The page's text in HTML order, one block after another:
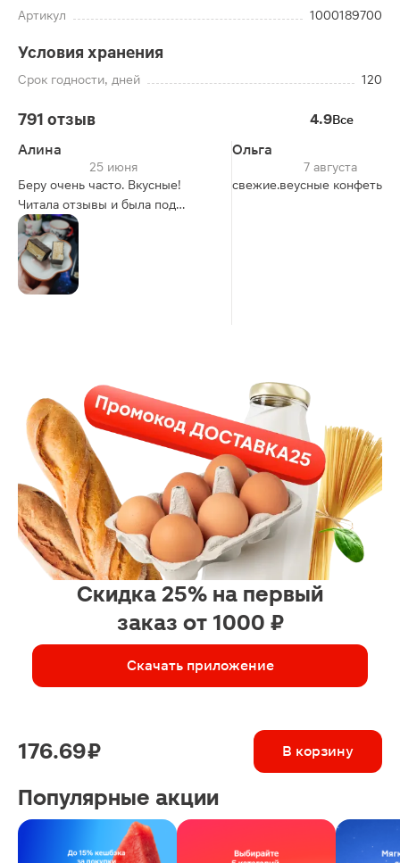
Артикул
1000189700
Условия хранения
Срок годности, дней 120
791 отзыв 4.9Все
Алина
25 июня
Беру очень часто. Вкусные!
Читала отзывы и была под
сомнением, но купила и
попробовала — понравились ☺️
Ольга
7 августа
свежие.веусные конфеты)
Скидка 25% на первый
заказ от 1000 ₽
Скачать приложение
176.69 ₽ В корзину
Популярные акции